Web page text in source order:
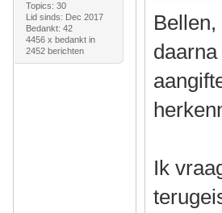
Topics: 30
Lid sinds: Dec 2017
Bedankt: 42
4456 x bedankt in
2452 berichten
Ik